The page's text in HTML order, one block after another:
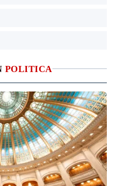
POLITICA